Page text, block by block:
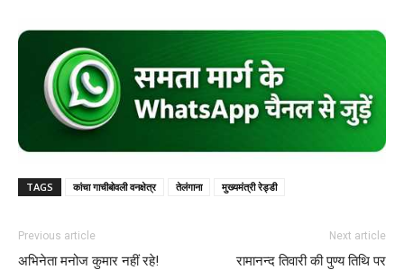
TAGS कांचा गाचीबोवली वनक्षेत्र तेलंगाना मुख्यमंत्री रेड्डी
Previous article
अभिनेता मनोज कुमार नहीं रहे!
Next article
रामानन्द तिवारी की पुण्य तिथि पर